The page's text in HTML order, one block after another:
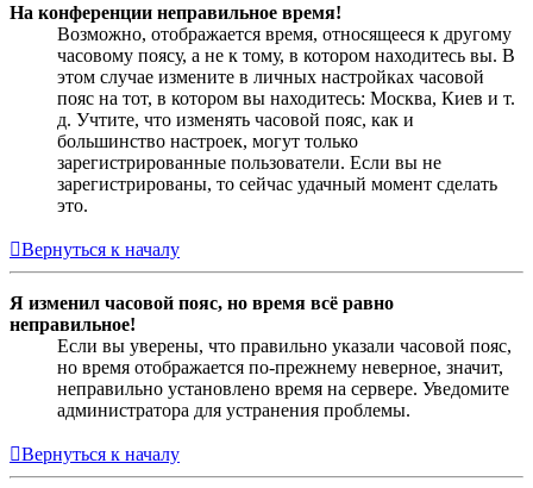
На конференции неправильное время!
Возможно, отображается время, относящееся к другому
часовому поясу, а не к тому, в котором находитесь вы. В
этом случае измените в личных настройках часовой
пояс на тот, в котором вы находитесь: Москва, Киев и т.
д. Учтите, что изменять часовой пояс, как и
большинство настроек, могут только
зарегистрированные пользователи. Если вы не
зарегистрированы, то сейчас удачный момент сделать
это.
Вернуться к началу
Я изменил часовой пояс, но время всё равно
неправильное!
Если вы уверены, что правильно указали часовой пояс,
но время отображается по-прежнему неверное, значит,
неправильно установлено время на сервере. Уведомите
администратора для устранения проблемы.
Вернуться к началу